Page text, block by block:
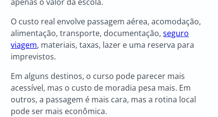
O custo real envolve passagem aérea, acomodação,
alimentação, transporte, documentação,seguro
viagem, materiais, taxas, lazer e uma reserva para
imprevistos.
Em alguns destinos, o curso pode parecer mais
acessível, mas o custo de moradia pesa mais. Em
outros, a passagem é mais cara, mas a rotina local
pode ser mais econômica.